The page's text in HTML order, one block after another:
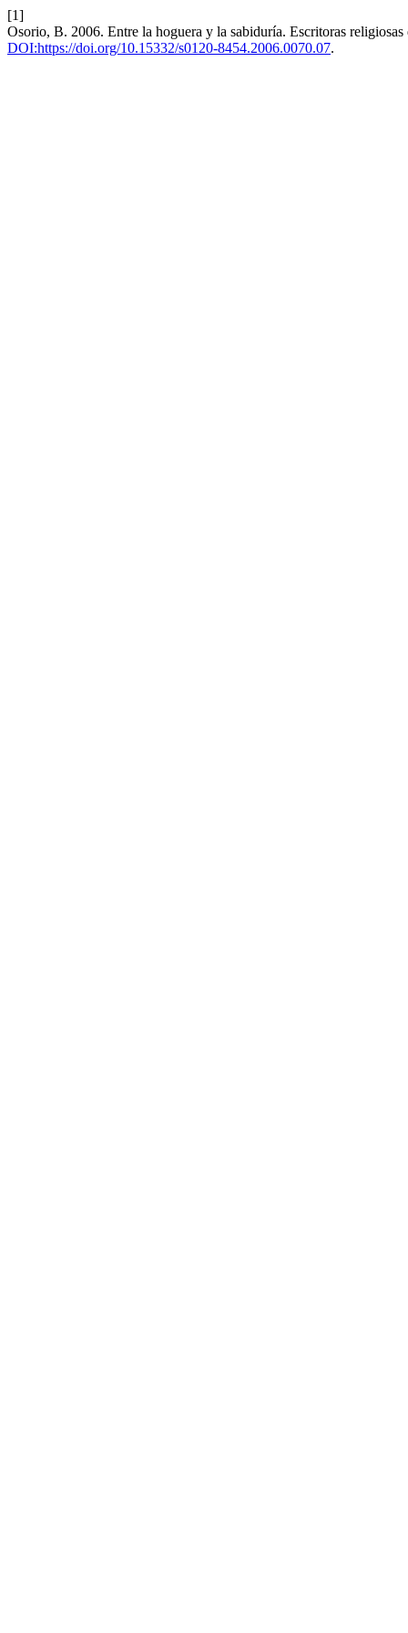
[1]
Osorio, B. 2006. Entre la hoguera y la sabiduría. Escritoras
DOI:https://doi.org/10.15332/s0120-8454.2006.0070.07.